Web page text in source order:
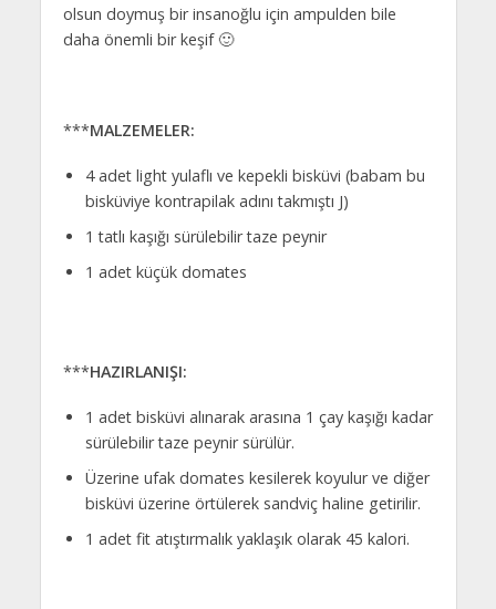
olsun doymuş bir insanoğlu için ampulden bile
daha önemli bir keşif 🙂
***MALZEMELER:
4 adet light yulaflı ve kepekli bisküvi (babam bu
bisküviye kontrapilak adını takmıştı J)
1 tatlı kaşığı sürülebilir taze peynir
1 adet küçük domates
***HAZIRLANIŞI:
1 adet bisküvi alınarak arasına 1 çay kaşığı kadar
sürülebilir taze peynir sürülür.
Üzerine ufak domates kesilerek koyulur ve diğer
bisküvi üzerine örtülerek sandviç haline getirilir.
1 adet fit atıştırmalık yaklaşık olarak 45 kalori.